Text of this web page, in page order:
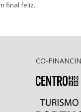
final feliz.
CO-